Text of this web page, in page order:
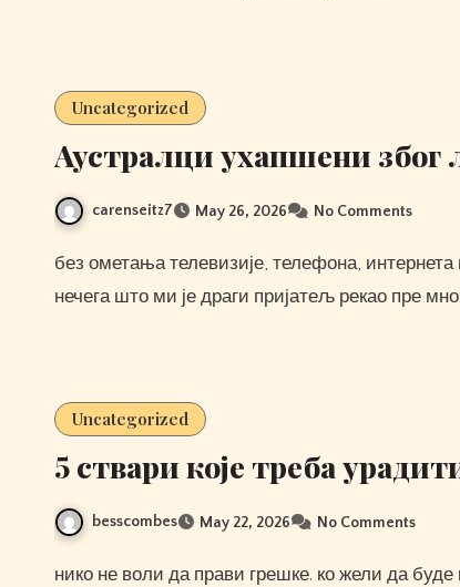
Uncategorized
Аустралци ухапшени
carenseitz7 May 26, 2026 No Comments
без ометања телевизије, телефона, интернета и будилника, одлично ћете се провести. Увек ћу се сећати
нечега што ми је драги пријатељ рекао пре
Uncategorized
5 ствари које треба
besscombes May 22, 2026 No Comments
нико не воли да прави грешке. ко жели да буде клинац који је ударио да заврши игру? или дечака који је